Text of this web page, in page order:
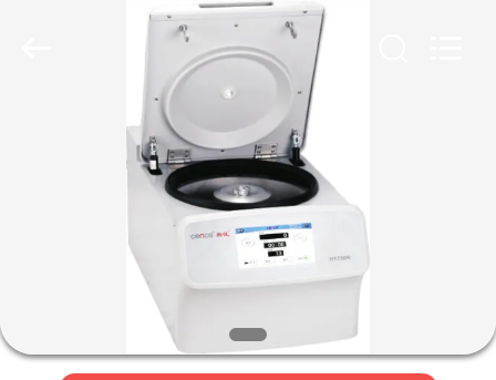
ΠΡΟΪΌΝΤΑ
ΣΧΕΤΙΚΆ
ΕΜΆΣ